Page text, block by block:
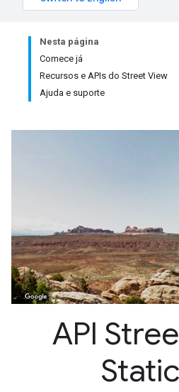
Nesta página
Comece já
Recursos e APIs do Street View
Ajuda e suporte
API
Static